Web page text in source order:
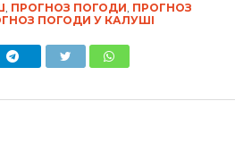
, ПРОГНОЗ ПОГОДИ, ПРОГНОЗ
ПОГОДИ У КАЛУШІ